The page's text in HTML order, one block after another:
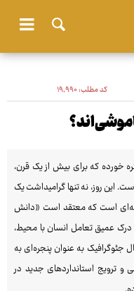
کد مطلب:۱۹٬۹۹۰
۲۷ ژانویه به نامی گره خورده که برای بیش از یک قرن،
این روز، نه تنها گرامیداشت یک
است که معتقد است «دانش
عمیق تعامل انسان با محیط،
۱۸۸۸ میلادی، نشنال جئوگرافیک به عنوان پنجره‌ای به
ترویج استانداردهای جدید در